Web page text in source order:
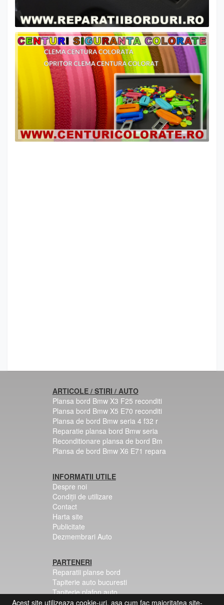
ARTICOLE / STIRI / AUTO
Plansa bord Bmw X3 F25 reconditi
Plansa bord Bmw X5 E70 reconditi
Plansa de bord Bmw seria 4 f32 r
Reparatie plansa bord Bmw seria
Reconditionare plansa de bord Bm
Plansa de bord Bmw X6 E71 repara
INFORMATII UTILE
Despre noi
Condiții de utilizare
Contact
Harta site
Publicitate
Dezmembrari Auto
PARTENERI
Reparatii planse bord
Tapiterie auto bucuresti
Tapiterie plafon auto
Centuri siguranta colorate
Acest site utilizeaza cookie-uri, asa cum fac majoritatea site-